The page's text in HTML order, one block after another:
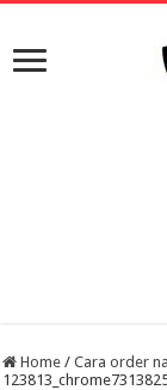
Home / Cara order